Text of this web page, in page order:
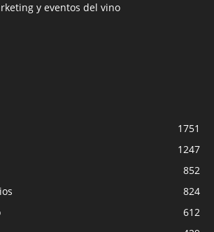
y eventos del vino
1751
1247
852
824
612